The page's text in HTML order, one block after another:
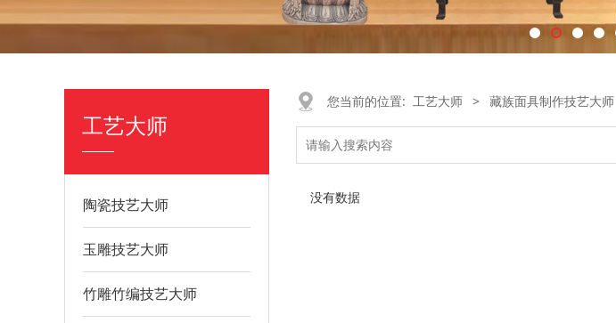
工艺大师
陶瓷技艺大师
玉雕技艺大师
竹雕竹编技艺大师
您当前的位置: 工艺大师 > 藏族面具制作技艺大师
没有数据